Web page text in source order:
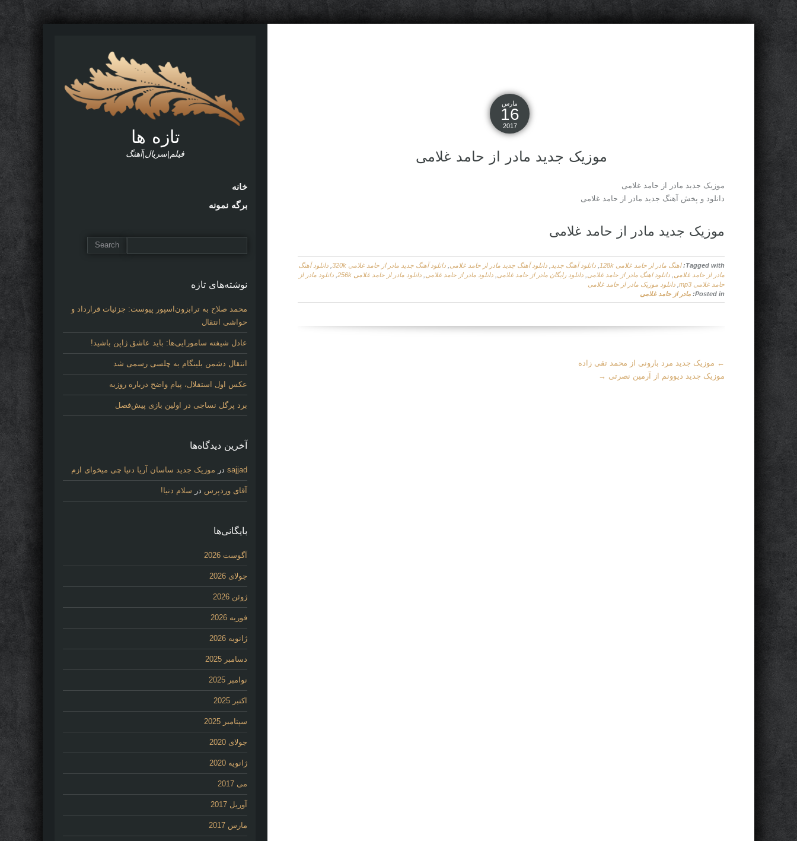
مارس
16
2017
موزیک جدید مادر از حامد غلامی
موزیک جدید مادر از حامد غلامی
دانلود و پخش آهنگ جدید مادر از حامد غلامی
موزیک جدید مادر از حامد غلامی
Tagged with: اهنگ مادر از حامد غلامی 128k دانلود آهنگ جدید دانلود آهنگ جدید مادر از حامد غلامی دانلود آهنگ جدید مادر از حامد غلامی 320k
دانلود آهنگ
مادر از حامد غلامی دانلود اهنگ مادر از حامد غلامی دانلود رایگان مادر از حامد غلامی دانلود مادر از حامد غلامی دانلود مادر از حامد غلامی 256k
دانلود مادر از
حامد غلامی mp3
دانلود موزیک مادر از حامد غلامی
Posted in: مادر از حامد غلامی
More
Articles
← موزیک جدید مرد بارونی از محمد تقی زاده
موزیک جدید دیوونم از آرمین نصرتی →
تازه ها
فیلم|سریال|آهنگ
خانه
برگه نمونه
نوشته‌های تازه
محمد صلاح به ترابزون‌اسپور پیوست: جزئیات قرارداد و
حواشی انتقال
عادل شیفته سامورایی‌ها: باید عاشق ژاپن باشید!
انتقال دشمن بلینگام به چلسی رسمی شد
عکس اول استقلال، پیام واضح درباره روزبه
برد پرگل نساجی در اولین بازی پیش‌فصل
آخرین دیدگاه‌ها
sajjadدر موزیک جدید ساسان آریا دنیا چی میخوای ازم
آقای وردپرس در سلام دنیا!
بایگانی‌ها
آگوست 2026
جولای 2026
ژوئن 2026
فوریه 2026
ژانویه 2026
دسامبر 2025
نوامبر 2025
اکتبر 2025
سپتامبر 2025
جولای 2020
ژانویه 2020
می 2017
آوریل 2017
مارس 2017